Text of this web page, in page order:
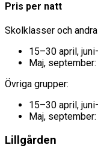
Pris per natt
Skolklasser och
15–30 april,
Maj,
Övriga grupper:
15–30 april,
Maj,
Lillgården